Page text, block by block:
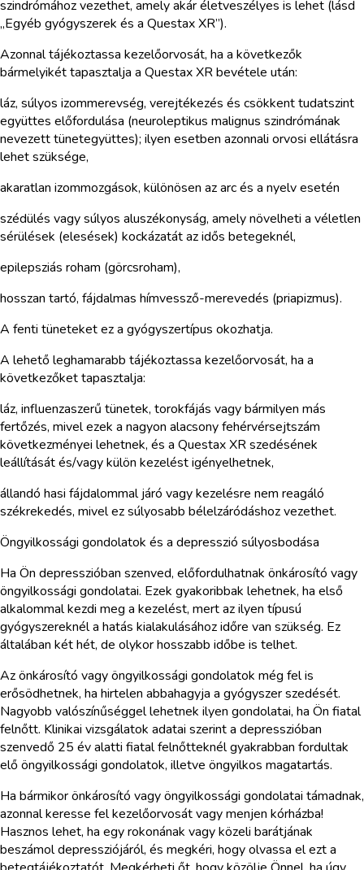
szindrómához vezethet, amely akár életveszélyes is lehet (lásd
„Egyéb gyógyszerek és a Questax XR”).
Azonnal tájékoztassa kezelőorvosát, ha a következők
bármelyikét tapasztalja a Questax XR bevétele után:
láz, súlyos izommerevség, verejtékezés és csökkent tudatszint
együttes előfordulása (neuroleptikus malignus szindrómának
nevezett tünetegyüttes); ilyen esetben azonnali orvosi ellátásra
lehet szüksége,
akaratlan izommozgások, különösen az arc és a nyelv esetén
szédülés vagy súlyos aluszékonyság, amely növelheti a véletlen
sérülések (elesések) kockázatát az idős betegeknél,
epilepsziás roham (görcsroham),
hosszan tartó, fájdalmas hímvessző-merevedés (priapizmus).
A fenti tüneteket ez a gyógyszertípus okozhatja.
A lehető leghamarabb tájékoztassa kezelőorvosát, ha a
következőket tapasztalja:
láz, influenzaszerű tünetek, torokfájás vagy bármilyen más
fertőzés, mivel ezek a nagyon alacsony fehérvérsejtszám
következményei lehetnek, és a Questax XR szedésének
leállítását és/vagy külön kezelést igényelhetnek,
állandó hasi fájdalommal járó vagy kezelésre nem reagáló
székrekedés, mivel ez súlyosabb bélelzáródáshoz vezethet.
Öngyilkossági gondolatok és a depresszió súlyosbodása
Ha Ön depresszióban szenved, előfordulhatnak önkárosító vagy
öngyilkossági gondolatai. Ezek gyakoribbak lehetnek, ha első
alkalommal kezdi meg a kezelést, mert az ilyen típusú
gyógyszereknél a hatás kialakulásához időre van szükség. Ez
általában két hét, de olykor hosszabb időbe is telhet.
Az önkárosító vagy öngyilkossági gondolatok még fel is
erősödhetnek, ha hirtelen abbahagyja a gyógyszer szedését.
Nagyobb valószínűséggel lehetnek ilyen gondolatai, ha Ön fiatal
felnőtt. Klinikai vizsgálatok adatai szerint a depresszióban
szenvedő 25 év alatti fiatal felnőtteknél gyakrabban fordultak
elő öngyilkossági gondolatok, illetve öngyilkos magatartás.
Ha bármikor önkárosító vagy öngyilkossági gondolatai támadnak,
azonnal keresse fel kezelőorvosát vagy menjen kórházba!
Hasznos lehet, ha egy rokonának vagy közeli barátjának
beszámol depressziójáról, és megkéri, hogy olvassa el ezt a